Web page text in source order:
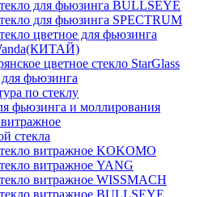
для фьюзинга BULLSEYE
для фьюзинга SPECTRUM
цветное для фьюзинга
цветное стекло StarGlass
фьюзинга
по стеклу
фьюзинга и моллирования
стекла
витражное KOKOMO
витражное YANG
витражное WISSMACH
витражное BULLSEYE